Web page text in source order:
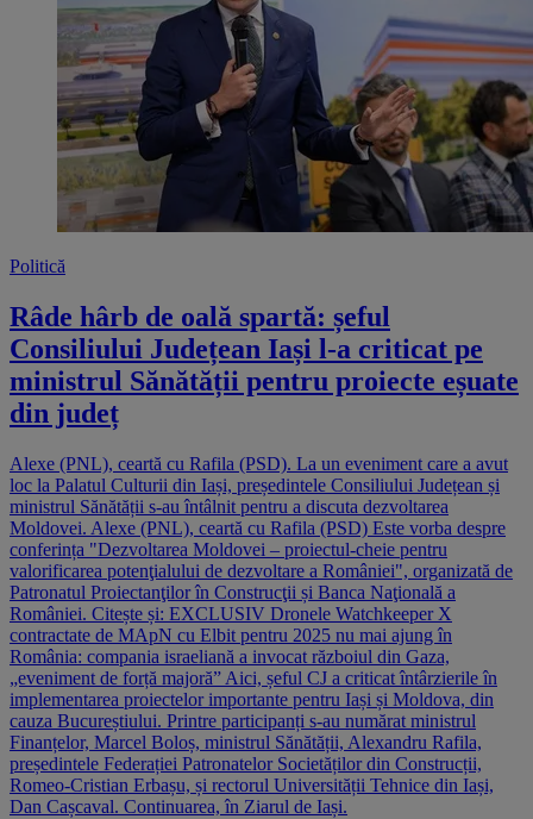
Politică
Râde hârb de oală spartă: șeful
Consiliului Județean Iași l-a criticat pe
ministrul Sănătății pentru proiecte eșuate
din județ
Alexe (PNL), ceartă cu Rafila (PSD). La un eveniment care a avut
loc la Palatul Culturii din Iași, președintele Consiliului Județean și
ministrul Sănătății s-au întâlnit pentru a discuta dezvoltarea
Moldovei. Alexe (PNL), ceartă cu Rafila (PSD) Este vorba despre
conferința "Dezvoltarea Moldovei – proiectul-cheie pentru
valorificarea potenţialului de dezvoltare a României", organizată de
Patronatul Proiectanţilor în Construcţii și Banca Naţională a
României. Citește și: EXCLUSIV Dronele Watchkeeper X
contractate de MApN cu Elbit pentru 2025 nu mai ajung în
România: compania israeliană a invocat războiul din Gaza,
„eveniment de forță majoră” Aici, șeful CJ a criticat întârzierile în
implementarea proiectelor importante pentru Iași și Moldova, din
cauza Bucureștiului. Printre participanți s-au numărat ministrul
Finanțelor, Marcel Boloș, ministrul Sănătății, Alexandru Rafila,
președintele Federației Patronatelor Societăților din Construcții,
Romeo-Cristian Erbașu, și rectorul Universității Tehnice din Iași,
Dan Cașcaval. Continuarea, în Ziarul de Iași.